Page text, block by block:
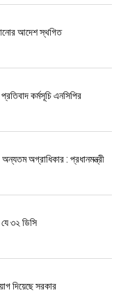
আদেশ স্থগিত
প্রতিবাদ কর্মসূচি এনসিপির
অন্যতম অগ্রাধিকার : প্রধানমন্ত্রী
৩২ ডিসি
দিয়েছে সরকার